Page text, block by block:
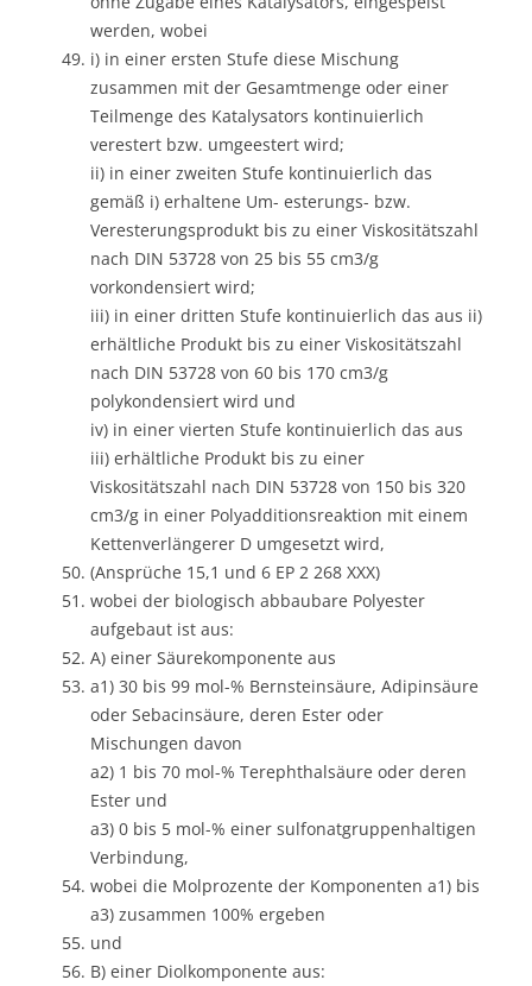
werden, wobei
i) in einer ersten Stufe diese Mischung
zusammen mit der Gesamtmenge oder einer
Teilmenge des Katalysators kontinuierlich
verestert bzw. umgeestert wird;
ii) in einer zweiten Stufe kontinuierlich das
gemäß i) erhaltene Um- esterungs- bzw.
Veresterungsprodukt bis zu einer Viskositätszahl
nach DIN 53728 von 25 bis 55 cm3/g
vorkondensiert wird;
iii) in einer dritten Stufe kontinuierlich das aus ii)
erhältliche Produkt bis zu einer Viskositätszahl
nach DIN 53728 von 60 bis 170 cm3/g
polykondensiert wird und
iv) in einer vierten Stufe kontinuierlich das aus
iii) erhältliche Produkt bis zu einer
Viskositätszahl nach DIN 53728 von 150 bis 320
cm3/g in einer Polyadditionsreaktion mit einem
Kettenverlängerer D umgesetzt wird,
(Ansprüche 15,1 und 6 EP 2 268 XXX)
wobei der biologisch abbaubare Polyester
aufgebaut ist aus:
A) einer Säurekomponente aus
a1) 30 bis 99 mol-% Bernsteinsäure, Adipinsäure
oder Sebacinsäure, deren Ester oder
Mischungen davon
a2) 1 bis 70 mol-% Terephthalsäure oder deren
Ester und
a3) 0 bis 5 mol-% einer sulfonatgruppenhaltigen
Verbindung,
wobei die Molprozente der Komponenten a1) bis
a3) zusammen 100% ergeben
und
B) einer Diolkomponente aus: